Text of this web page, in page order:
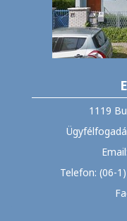
1119
Telefon: (06-